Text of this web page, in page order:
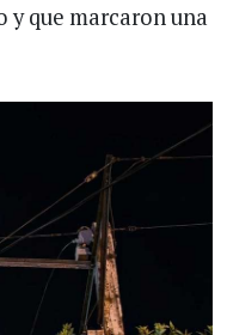
y que marcaron una